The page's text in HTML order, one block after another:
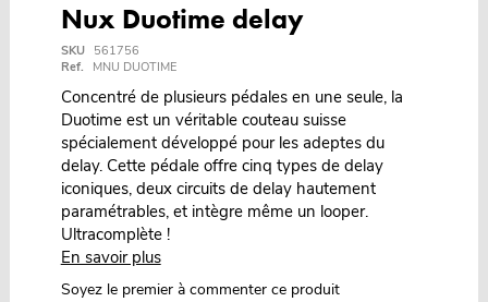
Nux Duotime delay
SKU
561756
Ref.
MNU DUOTIME
Concentré de plusieurs pédales en une seule, la
Duotime est un véritable couteau suisse
spécialement développé pour les adeptes du
delay. Cette pédale offre cinq types de delay
iconiques, deux circuits de delay hautement
paramétrables, et intègre même un looper.
Ultracomplète !
En savoir plus
Soyez le premier à commenter ce produit